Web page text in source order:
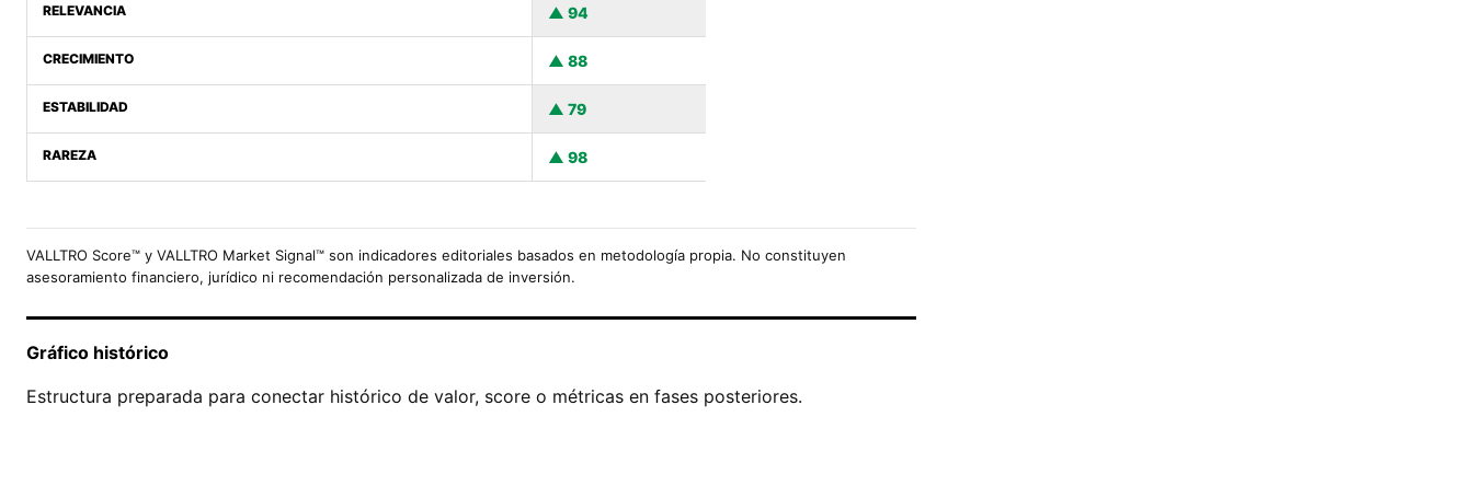
RELEVANCIA 94
CRECIMIENTO 88
ESTABILIDAD 79
RAREZA 98
VALLTRO Score™ y VALLTRO Market Signal™ son indicadores editoriales basados en metodología propia. No constituyen
asesoramiento financiero, jurídico ni recomendación personalizada de inversión.
Gráfico histórico
Estructura preparada para conectar histórico de valor, score o métricas en fases posteriores.